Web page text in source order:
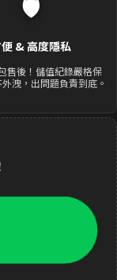
🛡️
& 高度隱私
售後！儲值紀錄嚴格保
洩，出問題負責到底。